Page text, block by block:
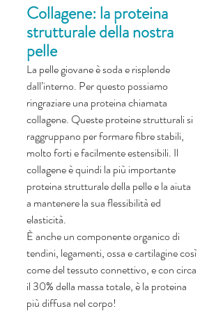
Collagene: la proteina
strutturale della nostra
pelle
La pelle giovane è soda e risplende
dall’interno. Per questo possiamo
ringraziare una proteina chiamata
collagene. Queste proteine strutturali si
raggruppano per formare fibre stabili,
molto forti e facilmente estensibili. Il
collagene è quindi la più importante
proteina strutturale della pelle e la aiuta
a mantenere la sua flessibilità ed
elasticità.
È anche un componente organico di
tendini, legamenti, ossa e cartilagine così
come del tessuto connettivo, e con circa
il 30% della massa totale, è la proteina
più diffusa nel corpo!